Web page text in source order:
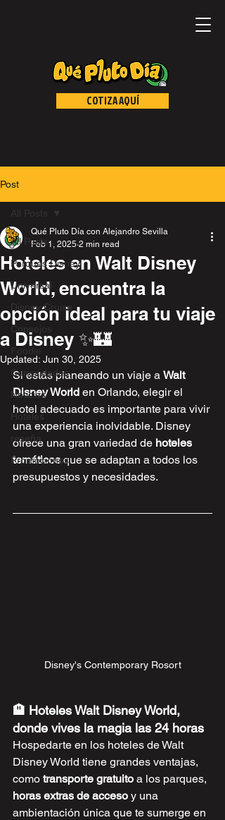
COTIZA AQUÍ
Post
All Posts
Parques Disney
Universal
Disney Cruise
Consejos
Foodie
Curiosidades
Noticias
Hoteles
reseña
Promociones
All Posts
Hoteles en Walt Disney
World, encuentra la
opción ideal para tu viaje
a Disney ✨🏰
Qué Pluto Día con Alejandro Sevilla
Feb 1, 2025 2 min read
Updated: Jun 30, 2025
Si estás planeando un viaje a Walt
Disney World en Orlando, elegir el
hotel adecuado es importante para vivir
una experiencia inolvidable. Disney
ofrece una gran variedad de hoteles
temáticos que se adaptan a todos los
presupuestos y necesidades.
Disney's Contemporary Rosort
🏨 Hoteles Walt Disney World,
donde vives la magia las 24 horas
Hospedarte en los hoteles de Walt
Disney World tiene grandes ventajas,
como transporte gratuito a los parques,
horas extras de acceso y una
ambientación única que te sumerge en